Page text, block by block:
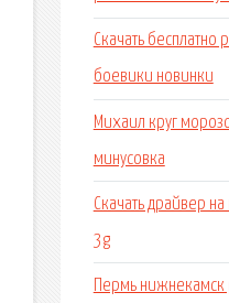
Скачать бесплатно
боевики новинки
Михаил круг
минусовка
Скачать драйвер
3g
Пермь нижнекамск